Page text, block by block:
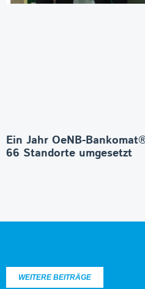
Ein Jahr OeNB-
66 Standorte umgesetzt
WEITERE BEITRÄGE